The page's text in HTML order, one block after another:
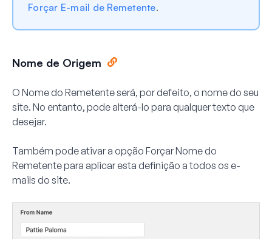
Forçar E-mail de Remetente.
Nome de Origem
O Nome do Remetente será, por defeito, o nome do seu
site. No entanto, pode alterá-lo para qualquer texto que
desejar.
Também pode ativar a opção Forçar Nome do
Remetente para aplicar esta definição a todos os e-
mails do site.